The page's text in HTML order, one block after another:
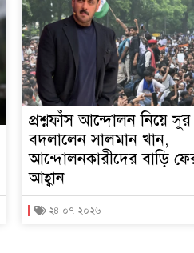
প্রশ্নফাঁস আন্দোলন নিয়ে সুর
বদলালেন সালমান খান,
আন্দোলনকারীদের বাড়ি
আহ্বান
২৪-০৭-২০২৬